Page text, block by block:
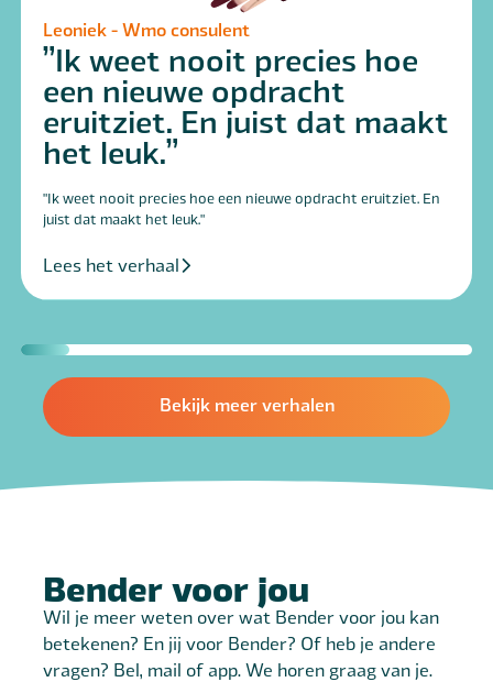
Leoniek - Wmo consulent
Ik weet nooit precies hoe
een nieuwe opdracht
eruitziet. En juist dat maakt
het leuk.
"Ik weet nooit precies hoe een nieuwe opdracht eruitziet. En
juist dat maakt het leuk."
Lees het verhaal
Bekijk meer verhalen
Bender voor jou
Wil je meer weten over wat Bender voor jou kan
betekenen? En jij voor Bender? Of heb je andere
vragen? Bel, mail of app. We horen graag van je.